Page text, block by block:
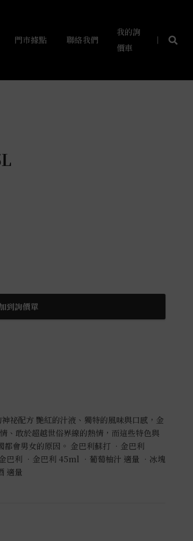
門市據點 聯絡我們
我的詢
價車
到詢價單
祕配方 艷紅的汁液、獨特的風味與口感，金
、敢於超越世俗界線的熱情，而這些特色與
都會男女的原因。 金巴利蘇打 •金巴利
巴利 •金巴利 45ml •葡萄柚汁 適量 •冰塊
適量